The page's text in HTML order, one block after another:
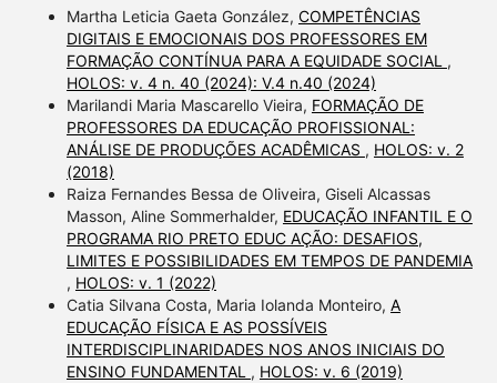
Martha Leticia Gaeta González, COMPETÊNCIAS
DIGITAIS E EMOCIONAIS DOS PROFESSORES EM
FORMAÇÃO CONTÍNUA PARA A EQUIDADE SOCIAL ,
HOLOS: v. 4 n. 40 (2024): V.4 n.40 (2024)
Marilandi Maria Mascarello Vieira, FORMAÇÃO DE
PROFESSORES DA EDUCAÇÃO PROFISSIONAL:
ANÁLISE DE PRODUÇÕES ACADÊMICAS , HOLOS: v. 2
(2018)
Raiza Fernandes Bessa de Oliveira, Giseli Alcassas
Masson, Aline Sommerhalder, EDUCAÇÃO INFANTIL E O
PROGRAMA RIO PRETO EDUC AÇÃO: DESAFIOS,
LIMITES E POSSIBILIDADES EM TEMPOS DE PANDEMIA
, HOLOS: v. 1 (2022)
Catia Silvana Costa, Maria Iolanda Monteiro, A
EDUCAÇÃO FÍSICA E AS POSSÍVEIS
INTERDISCIPLINARIDADES NOS ANOS INICIAIS DO
ENSINO FUNDAMENTAL , HOLOS: v. 6 (2019)